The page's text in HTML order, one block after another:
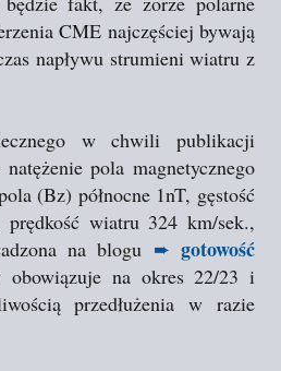
CME najczęściej bywają
napływu strumieni wiatru z
w chwili publikacji
pola magnetycznego
(Bz) północne 1nT, gęstość
prędkość wiatru 324 km/sek.,
na blogu ➨ gotowość
obowiązuje na okres 22/23 i
przedłużenia w razie